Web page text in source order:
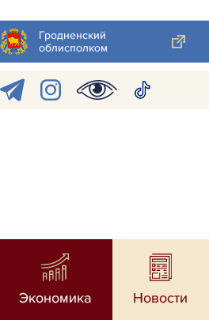
Гродненский
облисполком
Экономика Новости